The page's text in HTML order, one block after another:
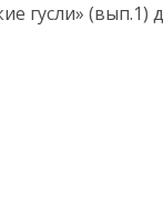
гусли» (вып.1)